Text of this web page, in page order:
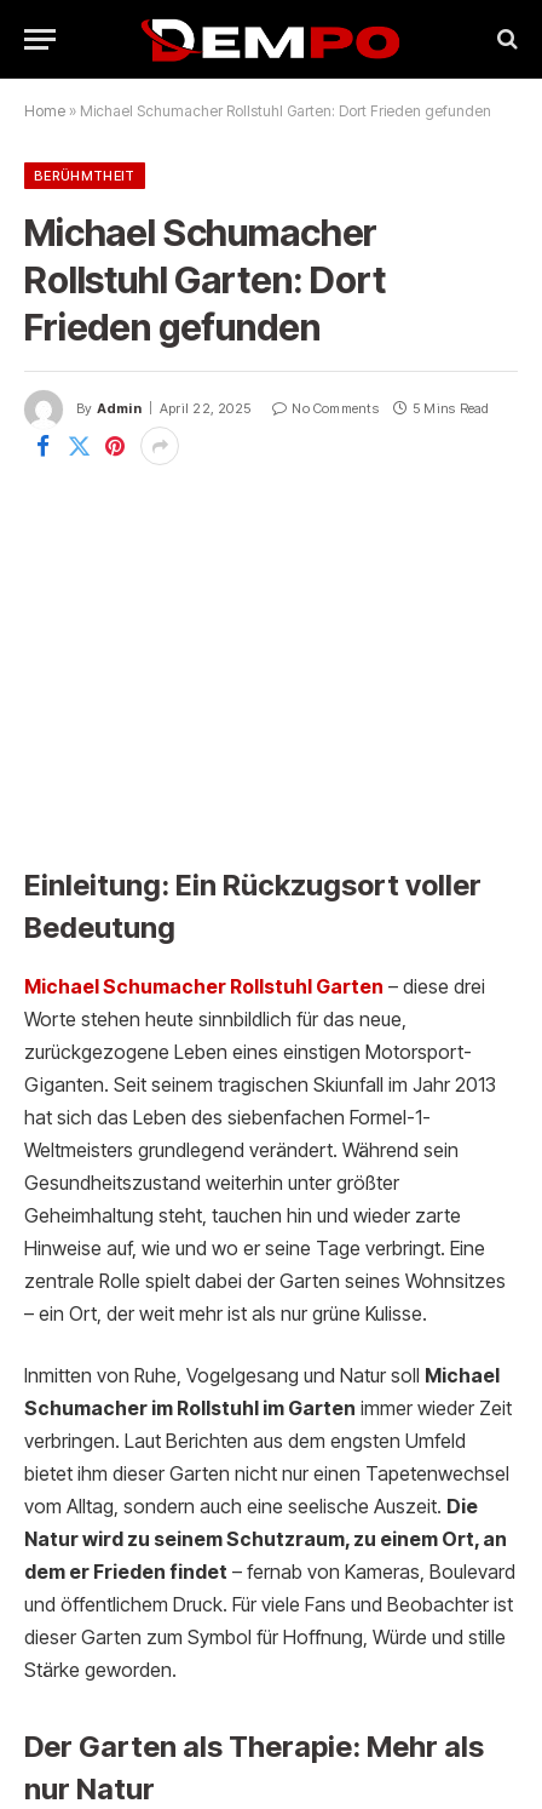
Home » Michael Schumacher Rollstuhl Garten: Dort Frieden gefunden
BERÜHMTHEIT
Michael Schumacher
Rollstuhl Garten: Dort
Frieden gefunden
By Admin April 22, 2025 No Comments 5 Mins Read
Einleitung: Ein Rückzugsort voller
Bedeutung
Michael Schumacher Rollstuhl Garten – diese drei
Worte stehen heute sinnbildlich für das neue,
zurückgezogene Leben eines einstigen Motorsport-
Giganten. Seit seinem tragischen Skiunfall im Jahr 2013
hat sich das Leben des siebenfachen Formel-1-
Weltmeisters grundlegend verändert. Während sein
Gesundheitszustand weiterhin unter größter
Geheimhaltung steht, tauchen hin und wieder zarte
Hinweise auf, wie und wo er seine Tage verbringt. Eine
zentrale Rolle spielt dabei der Garten seines Wohnsitzes
– ein Ort, der weit mehr ist als nur grüne Kulisse.
Inmitten von Ruhe, Vogelgesang und Natur soll Michael
Schumacher im Rollstuhl im Garten immer wieder Zeit
verbringen. Laut Berichten aus dem engsten Umfeld
bietet ihm dieser Garten nicht nur einen Tapetenwechsel
vom Alltag, sondern auch eine seelische Auszeit. Die
Natur wird zu seinem Schutzraum, zu einem Ort, an
dem er Frieden findet – fernab von Kameras, Boulevard
und öffentlichem Druck. Für viele Fans und Beobachter ist
dieser Garten zum Symbol für Hoffnung, Würde und stille
Stärke geworden.
Der Garten als Therapie: Mehr als
nur Natur